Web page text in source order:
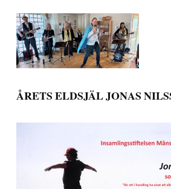
ÅRETS ELDSJÄL JONAS